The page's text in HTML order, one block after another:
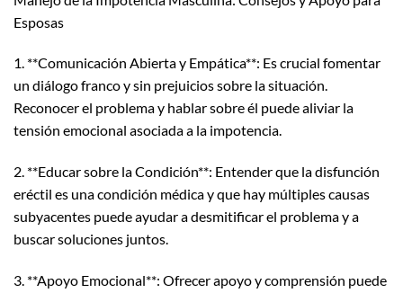
Esposas
1. **Comunicación Abierta y Empática**: Es crucial fomentar
un diálogo franco y sin prejuicios sobre la situación.
Reconocer el problema y hablar sobre él puede aliviar la
tensión emocional asociada a la impotencia.
2. **Educar sobre la Condición**: Entender que la disfunción
eréctil es una condición médica y que hay múltiples causas
subyacentes puede ayudar a desmitificar el problema y a
buscar soluciones juntos.
3. **Apoyo Emocional**: Ofrecer apoyo y comprensión puede